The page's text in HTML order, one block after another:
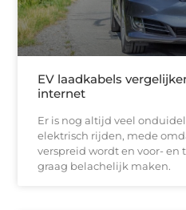
EV laadkabels
internet
Er is nog altijd veel
elektrisch rijden, mede
verspreid wordt en voor- en
graag belachelijk maken.